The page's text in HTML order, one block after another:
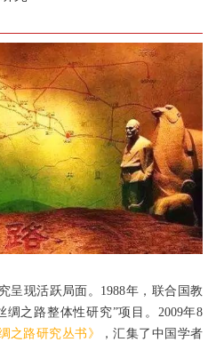
呈现活跃局面。1988年，联合国教
之路整体性研究”项目。2009年8
之路研究丛书》
，汇集了中国学者